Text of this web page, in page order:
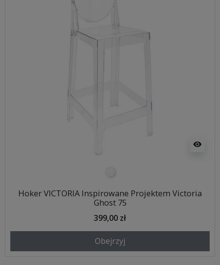
visibility
Hoker VICTORIA Inspirowane Projektem Victoria
Ghost 75
399,00 zł
Obejrzyj